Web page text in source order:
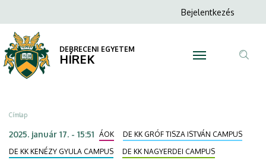
látogatási
tilalom
Klinikai
Központban
a
tartalomra
Anonim
menüje
Bejelentkezés
DEBRECENI EGYETEM
HÍREK
Morzsa
Címlap
2025. január 17. - 15:51 ÁOK
DE KK GRÓF TISZA ISTVÁN CAMPUS
DE KK KENÉZY GYULA CAMPUS
DE KK NAGYERDEI CAMPUS